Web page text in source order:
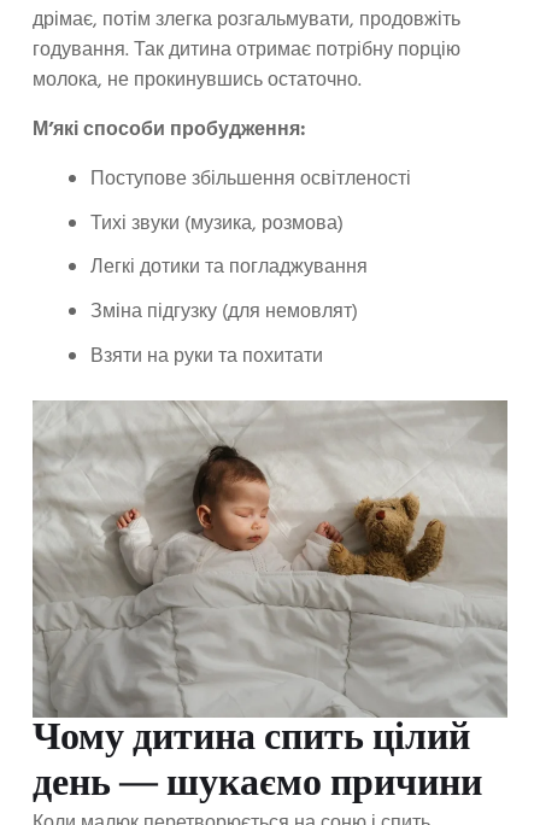
дрімає, потім злегка розгальмувати, продовжіть
годування. Так дитина отримає потрібну порцію
молока, не прокинувшись остаточно.
М’які способи пробудження:
Поступове збільшення освітленості
Тихі звуки (музика, розмова)
Легкі дотики та погладжування
Зміна підгузку (для немовлят)
Взяти на руки та похитати
Чому дитина спить цілий
день — шукаємо причини